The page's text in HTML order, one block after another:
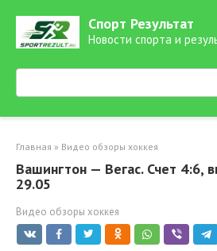
контенту
Спорт Результат
Новости спорта и
Поиск:
Главная » Видео обзоры хоккея
Вашингтон — Вегас. Счет 4:6,
29.05
Видео обзоры хоккея